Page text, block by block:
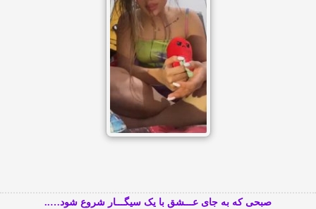
صبحی که به جای عـــشق با یک سیگـــار شروع شود…..